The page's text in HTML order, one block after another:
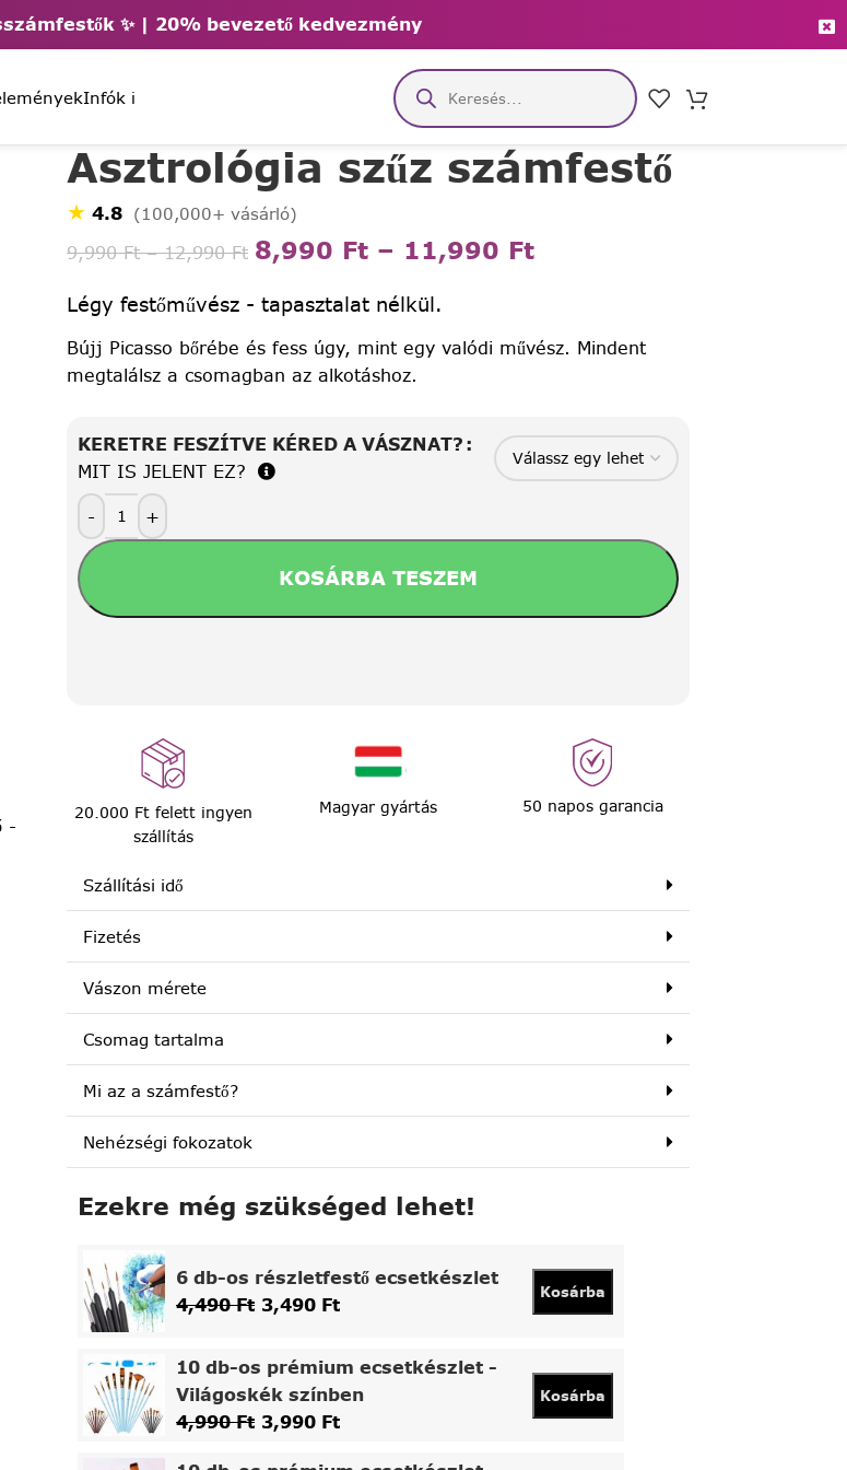
✨ | 20% bevezető kedvezmény
Infók ℹ️
Asztrológia szűz számfestő
★ 4.8 (100,000+ vásárló)
9,990Ft – 12,990Ft 8,990 Ft – 11,990 Ft
Légy festőművész - tapasztalat nélkül.
Bújj Picasso bőrébe és fess úgy, mint egy valódi művész. Mindent
megtalálsz a csomagban az alkotáshoz.
KERETRE FESZÍTVE KÉRED A VÁSZNAT?
MIT IS JELENT EZ?
-
+
KOSÁRBA TESZEM
20.000 Ft felett ingyen
szállítás
Magyar gyártás 50 napos garancia
Szállítási idő
Fizetés
Vászon mérete
Csomag tartalma
Mi az a számfestő?
Nehézségi fokozatok
Ezekre még szükséged lehet!
6 db-os részletfestő ecsetkészlet
4,490Ft 3,490 Ft
Kosárba
10 db-os prémium ecsetkészlet -
Világoskék színben
4,990Ft 3,990 Ft
Kosárba